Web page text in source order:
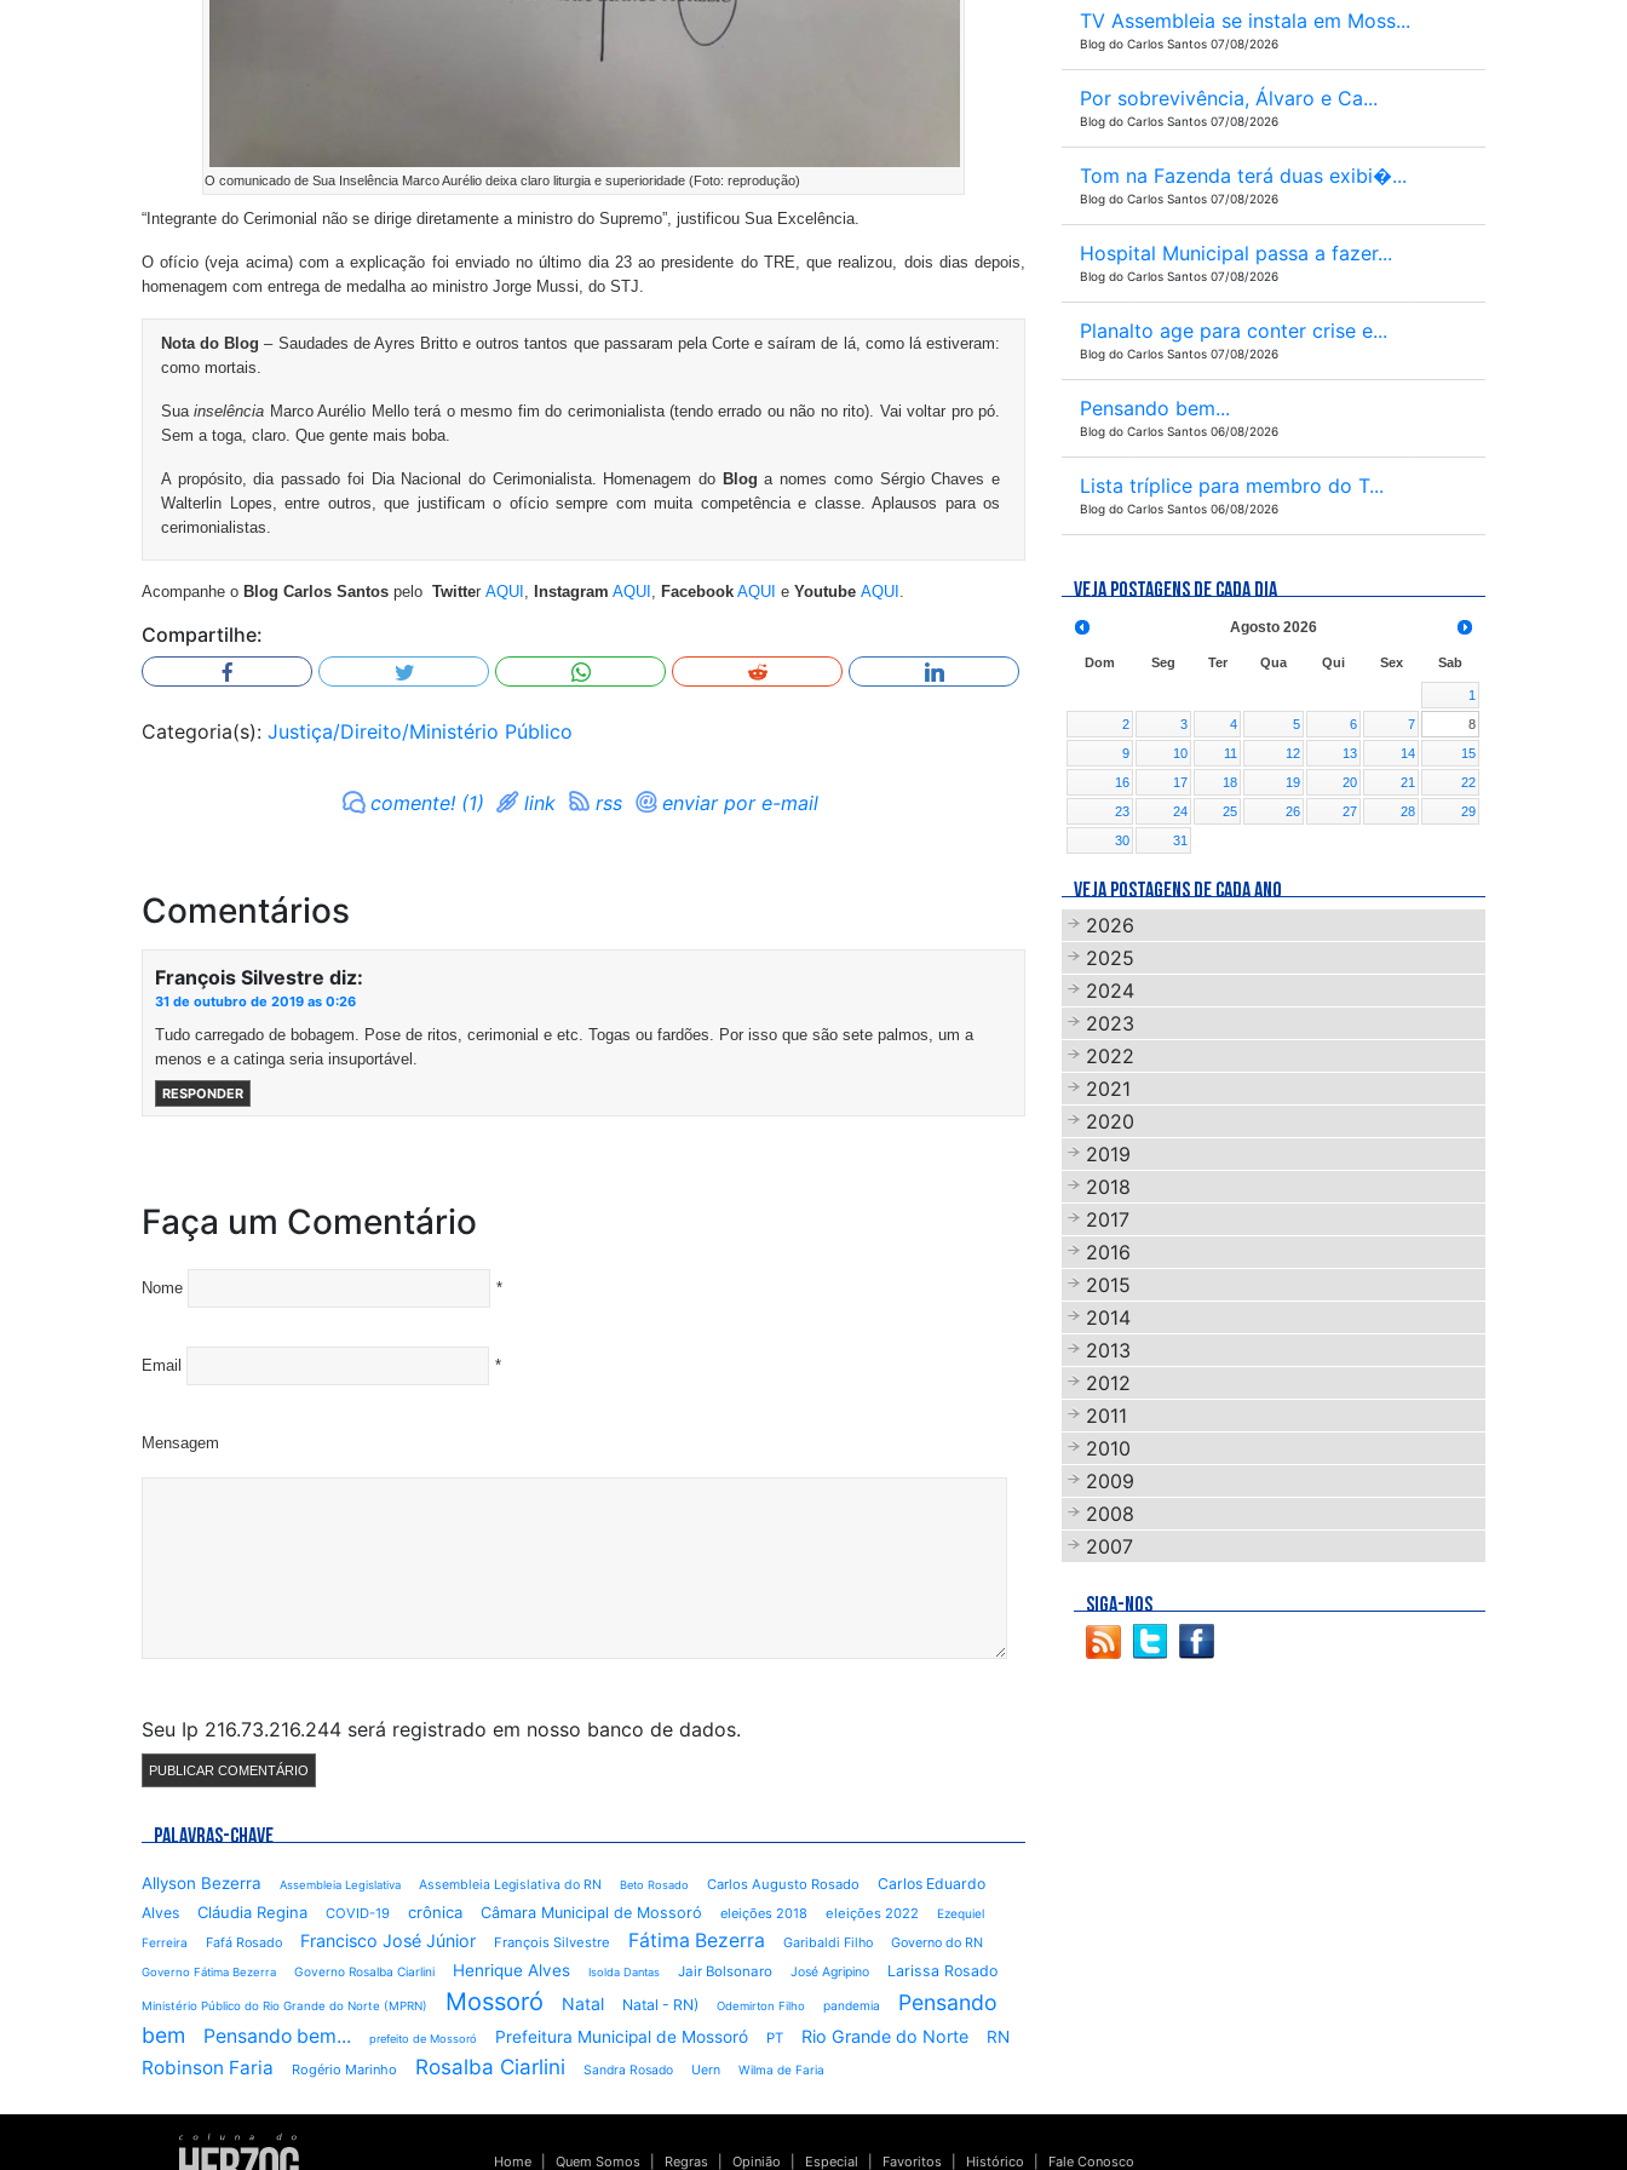
O comunicado de Sua Inselência Marco Aurélio deixa claro liturgia e superioridade (Foto: reprodução)
“Integrante do Cerimonial não se dirige diretamente a ministro do Supremo”, justificou Sua Excelência.
O ofício (veja acima) com a explicação foi enviado no último dia 23 ao presidente do TRE, que realizou, dois dias depois,
homenagem com entrega de medalha ao ministro Jorge Mussi, do STJ.
Nota do Blog – Saudades de Ayres Britto e outros tantos que passaram pela Corte e saíram de lá, como lá estiveram:
como mortais.
Suainselência Marco Aurélio Mello terá o mesmo fim do cerimonialista (tendo errado ou não no rito). Vai voltar pro pó.
Sem a toga, claro. Que gente mais boba.
A propósito, dia passado foi Dia Nacional do Cerimonialista. Homenagem do Blog a nomes como Sérgio Chaves e
Walterlin Lopes, entre outros, que justificam o ofício sempre com muita competência e classe. Aplausos para os
cerimonialistas.
Acompanhe o Blog Carlos Santos pelo Twitter AQUI , Instagram AQUI , Facebook AQUI e Youtube AQUI .
Compartilhe:
Categoria(s): Justiça/Direito/Ministério Público
comente! (1) link rss enviar por e-mail
Comentários
François Silvestre diz:
31 de outubro de 2019 as 0:26
Tudo carregado de bobagem. Pose de ritos, cerimonial e etc. Togas ou fardões. Por isso que são sete palmos, um a
menos e a catinga seria insuportável.
RESPONDER
Faça um Comentário
Nome *
Email *
Mensagem
Seu Ip 216.73.216.244 será registrado em nosso banco de dados.
PALAVRAS-CHAVE
Allyson Bezerra Assembleia Legislativa Assembleia Legislativa do RN Beto Rosado Carlos Augusto Rosado
Carlos Eduardo
Alves
Cláudia Regina COVID-19 crônica Câmara Municipal de Mossoró eleições 2018 eleições 2022
Ezequiel
Ferreira
Fafá Rosado Francisco José Júnior François Silvestre Fátima Bezerra Garibaldi Filho Governo do RN
Governo Fátima Bezerra Governo Rosalba Ciarlini Henrique Alves Isolda Dantas Jair Bolsonaro José Agripino Larissa Rosado
Ministério Público do Rio Grande do Norte (MPRN) Mossoró Natal Natal - RN) Odemirton Filho pandemia
Pensando
bem
Pensando bem... prefeito de Mossoró Prefeitura Municipal de Mossoró PT Rio Grande do Norte RN
Robinson Faria Rogério Marinho Rosalba Ciarlini Sandra Rosado Uern Wilma de Faria
TV Assembleia se instala em Moss...
Blog do Carlos Santos 07/08/2026
Por sobrevivência, Álvaro e Ca...
Blog do Carlos Santos 07/08/2026
Tom na Fazenda terá duas exibi�...
Blog do Carlos Santos 07/08/2026
Hospital Municipal passa a fazer...
Blog do Carlos Santos 07/08/2026
Planalto age para conter crise e...
Blog do Carlos Santos 07/08/2026
Pensando bem...
Blog do Carlos Santos 06/08/2026
Lista tríplice para membro do T...
Blog do Carlos Santos 06/08/2026
VEJA POSTAGENS DE CADA DIA
Agosto 2026
Dom Seg Ter Qua Qui Sex Sab
1
2
3 4 5 6 7
8
9
10 11 12 13 14
15
16
17 18 19 20 21
22
23
24 25 26 27 28
29
30
31
VEJA POSTAGENS DE CADA ANO
2026
2025
2024
2023
2022
2021
2020
2019
2018
2017
2016
2015
2014
2013
2012
2011
2010
2009
2008
2007
SIGA-NOS
Home Quem Somos Regras Opinião Especial Favoritos Histórico Fale Conosco